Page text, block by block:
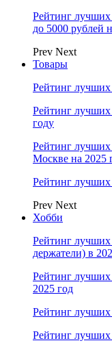
Рейтинг
до 5000 рублей
Prev Next
Товары
Рейтинг лучших
Рейтинг
году
Рейтинг
Москве на 2025
Рейтинг
Prev Next
Хобби
Рейтинг лучших
держатели) в
Рейтинг
2025 год
Рейтинг лучших
Рейтинг лучших